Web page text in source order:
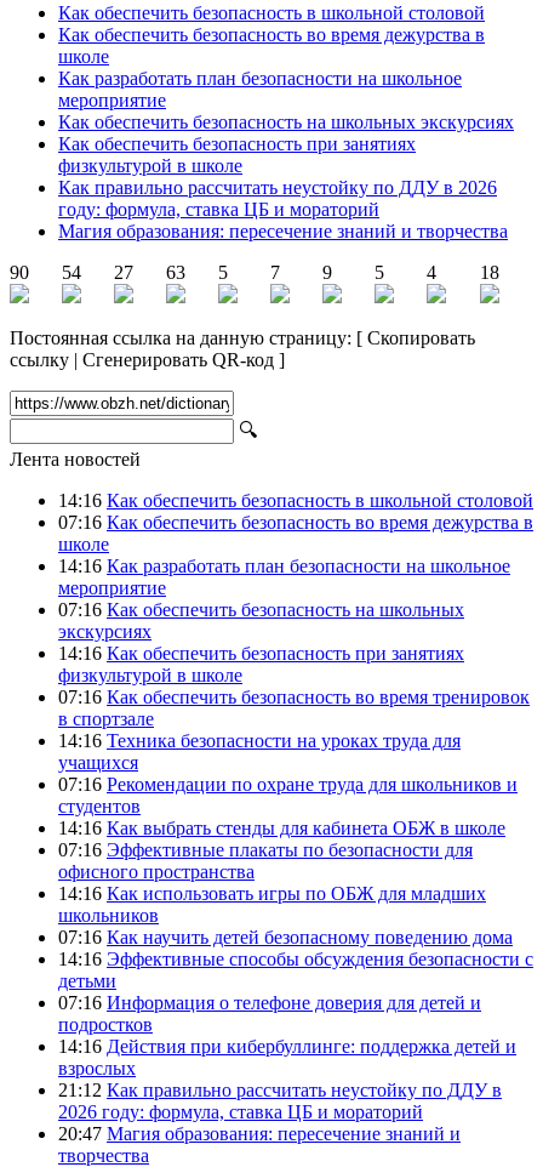
Как обеспечить безопасность в школьной столовой
Как обеспечить безопасность во время дежурства в
школе
Как разработать план безопасности на школьное
мероприятие
Как обеспечить безопасность на школьных экскурсиях
Как обеспечить безопасность при занятиях
физкультурой в школе
Как правильно рассчитать неустойку по ДДУ в 2026
году: формула, ставка ЦБ и мораторий
Магия образования: пересечение знаний и творчества
90
54 27 63 5 7 9 5 4 18
Постоянная ссылка на данную страницу: [ Скопировать
ссылку | Сгенерировать QR-код ]
🔍
Лента новостей
14:16 Как обеспечить безопасность в школьной столовой
07:16 Как обеспечить безопасность во время дежурства в
школе
14:16 Как разработать план безопасности на школьное
мероприятие
07:16 Как обеспечить безопасность на школьных
экскурсиях
14:16 Как обеспечить безопасность при занятиях
физкультурой в школе
07:16 Как обеспечить безопасность во время тренировок
в спортзале
14:16 Техника безопасности на уроках труда для
учащихся
07:16 Рекомендации по охране труда для школьников и
студентов
14:16 Как выбрать стенды для кабинета ОБЖ в школе
07:16 Эффективные плакаты по безопасности для
офисного пространства
14:16 Как использовать игры по ОБЖ для младших
школьников
07:16 Как научить детей безопасному поведению дома
14:16 Эффективные способы обсуждения безопасности с
детьми
07:16 Информация о телефоне доверия для детей и
подростков
14:16 Действия при кибербуллинге: поддержка детей и
взрослых
21:12 Как правильно рассчитать неустойку по ДДУ в
2026 году: формула, ставка ЦБ и мораторий
20:47 Магия образования: пересечение знаний и
творчества